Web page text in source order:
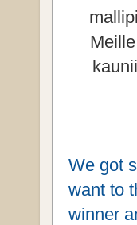
We got
want to
winner